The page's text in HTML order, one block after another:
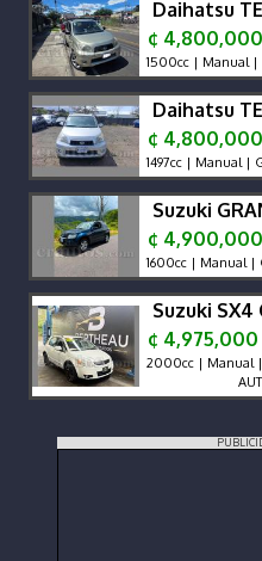
Daihatsu
¢ 4,800,000
1500cc | Manual |
Daihatsu
¢ 4,800,000
1497cc | Manual |
Suzuki
¢ 4,900,000
1600cc | Manual |
Suzuki SX4
¢ 4,975,000
2000cc | Manual |